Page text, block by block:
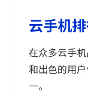
云手机
在众多云手
和出色的用
一。